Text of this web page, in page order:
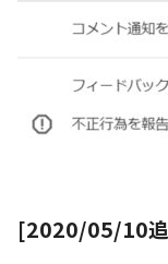
[2020/05/10